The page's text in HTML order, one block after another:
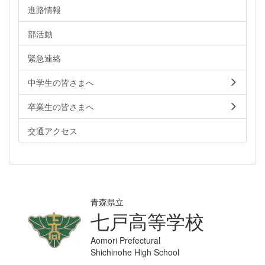
進路情報
部活動
緊急連絡
中学生の皆さまへ
卒業生の皆さまへ
交通アクセス
青森県立
七戸高等学校
Aomori Prefectural
Shichinohe High School